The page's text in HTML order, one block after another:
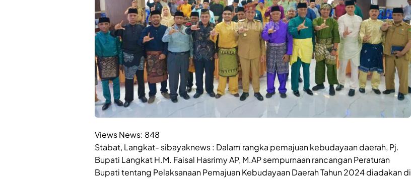
Views News: 848
Stabat, Langkat- sibayaknews : Dalam rangka pemajuan kebudayaan daerah, Pj.
Bupati Langkat H.M. Faisal Hasrimy AP, M.AP sempurnaan rancangan Peraturan
Bupati tentang Pelaksanaan Pemajuan Kebudayaan Daerah Tahun 2024 diadakan di